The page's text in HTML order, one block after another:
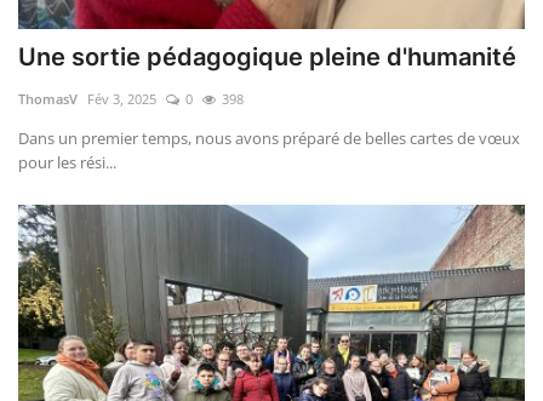
Une sortie pédagogique pleine d'humanité
ThomasV Fév 3, 2025 0 398
Dans un premier temps, nous avons préparé de belles cartes de vœux
pour les rési...